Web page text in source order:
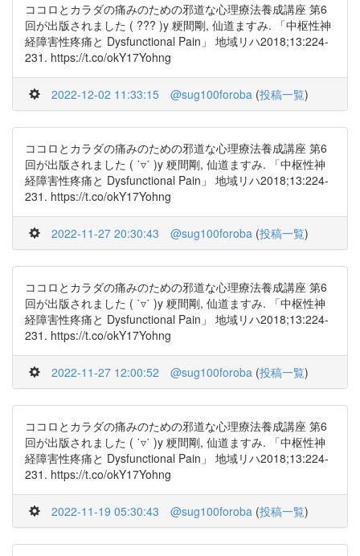
ココロとカラダの痛みのための邪道な心理療法養成講座 第6
回が出版されました ( ??? )y 粳間剛, 仙道ますみ. 「中枢性神
経障害性疼痛と Dysfunctional Pain」 地域リハ2018;13:224-
231. https://t.co/okY17Yohng
2022-12-02 11:33:15 @sug100foroba (投稿一覧)
ココロとカラダの痛みのための邪道な心理療法養成講座 第6
回が出版されました ( ˙▿˙ )y 粳間剛, 仙道ますみ. 「中枢性神
経障害性疼痛と Dysfunctional Pain」 地域リハ2018;13:224-
231. https://t.co/okY17Yohng
2022-11-27 20:30:43 @sug100foroba (投稿一覧)
ココロとカラダの痛みのための邪道な心理療法養成講座 第6
回が出版されました ( ˙▿˙ )y 粳間剛, 仙道ますみ. 「中枢性神
経障害性疼痛と Dysfunctional Pain」 地域リハ2018;13:224-
231. https://t.co/okY17Yohng
2022-11-27 12:00:52 @sug100foroba (投稿一覧)
ココロとカラダの痛みのための邪道な心理療法養成講座 第6
回が出版されました ( ˙▿˙ )y 粳間剛, 仙道ますみ. 「中枢性神
経障害性疼痛と Dysfunctional Pain」 地域リハ2018;13:224-
231. https://t.co/okY17Yohng
2022-11-19 05:30:43 @sug100foroba (投稿一覧)